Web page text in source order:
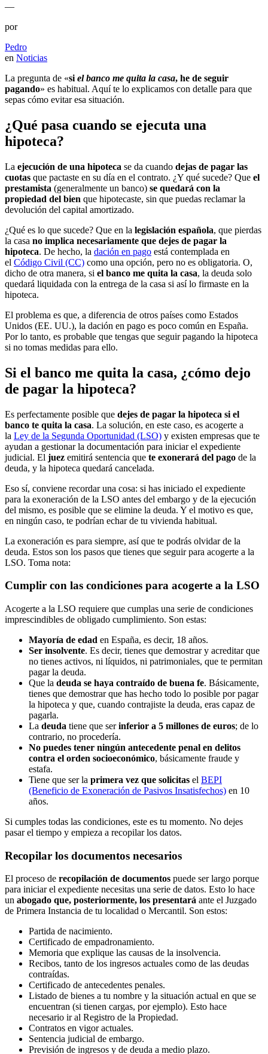
—
por
Pedro
en Noticias
La pregunta de «si el banco me quita la casa, he de seguir
pagando» es habitual. Aquí te lo explicamos con detalle para que
sepas cómo evitar esa situación.
¿Qué pasa cuando se ejecuta una
hipoteca?
La ejecución de una hipoteca se da cuando dejas de pagar las
cuotas que pactaste en su día en el contrato. ¿Y qué sucede? Que el
prestamista (generalmente un banco) se quedará con la
propiedad del bien que hipotecaste, sin que puedas reclamar la
devolución del capital amortizado.
¿Qué es lo que sucede? Que en la legislación española, que pierdas
la casa no implica necesariamente que dejes de pagar la
hipoteca. De hecho, la dación en pago está contemplada en
el Código Civil (CC) como una opción, pero no es obligatoria. O,
dicho de otra manera, si el banco me quita la casa, la deuda solo
quedará liquidada con la entrega de la casa si así lo firmaste en la
hipoteca.
El problema es que, a diferencia de otros países como Estados
Unidos (EE. UU.), la dación en pago es poco común en España.
Por lo tanto, es probable que tengas que seguir pagando la hipoteca
si no tomas medidas para ello.
Si el banco me quita la casa, ¿cómo dejo
de pagar la hipoteca?
Es perfectamente posible que dejes de pagar la hipoteca si el
banco te quita la casa. La solución, en este caso, es acogerte a
la Ley de la Segunda Oportunidad (LSO) y existen empresas que te
ayudan a gestionar la documentación para iniciar el expediente
judicial. El juez emitirá sentencia que te exonerará del pago de la
deuda, y la hipoteca quedará cancelada.
Eso sí, conviene recordar una cosa: si has iniciado el expediente
para la exoneración de la LSO antes del embargo y de la ejecución
del mismo, es posible que se elimine la deuda. Y el motivo es que,
en ningún caso, te podrían echar de tu vivienda habitual.
La exoneración es para siempre, así que te podrás olvidar de la
deuda. Estos son los pasos que tienes que seguir para acogerte a la
LSO. Toma nota:
Cumplir con las condiciones para acogerte a la LSO
Acogerte a la LSO requiere que cumplas una serie de condiciones
imprescindibles de obligado cumplimiento. Son estas:
Mayoría de edad en España, es decir, 18 años.
Ser insolvente. Es decir, tienes que demostrar y acreditar que
no tienes activos, ni líquidos, ni patrimoniales, que te permitan
pagar la deuda.
Que la deuda se haya contraído de buena fe. Básicamente,
tienes que demostrar que has hecho todo lo posible por pagar
la hipoteca y que, cuando contrajiste la deuda, eras capaz de
pagarla.
La deuda tiene que serinferior a 5 millones de euros; de lo
contrario, no procedería.
No puedes tener ningún antecedente penal en delitos
contra el orden socioeconómico, básicamente fraude y
estafa.
Tiene que ser la primera vez que solicitas el BEPI
(Beneficio de Exoneración de Pasivos Insatisfechos) en 10
años.
Si cumples todas las condiciones, este es tu momento. No dejes
pasar el tiempo y empieza a recopilar los datos.
Recopilar los documentos necesarios
El proceso de recopilación de documentos puede ser largo porque
para iniciar el expediente necesitas una serie de datos. Esto lo hace
un abogado que, posteriormente, los presentará ante el Juzgado
de Primera Instancia de tu localidad o Mercantil. Son estos:
Partida de nacimiento.
Certificado de empadronamiento.
Memoria que explique las causas de la insolvencia.
Recibos, tanto de los ingresos actuales como de las deudas
contraídas.
Certificado de antecedentes penales.
Listado de bienes a tu nombre y la situación actual en que se
encuentran (si tienen cargas, por ejemplo). Esto hace
necesario ir al Registro de la Propiedad.
Contratos en vigor actuales.
Sentencia judicial de embargo.
Previsión de ingresos y de deuda a medio plazo.